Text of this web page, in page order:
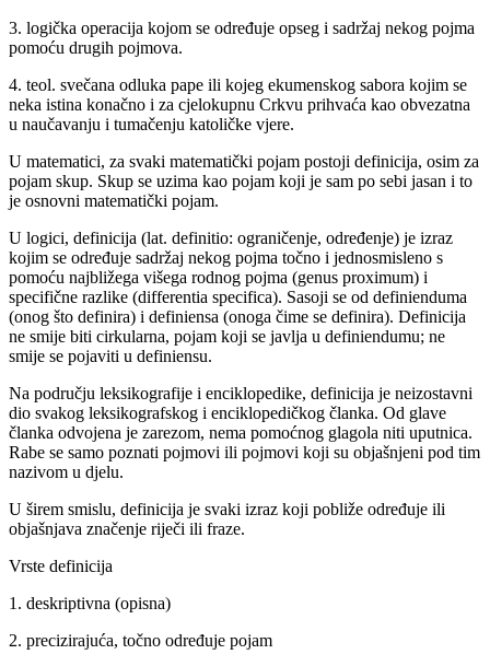
3. logička operacija kojom se određuje opseg i sadržaj nekog pojma
pomoću drugih pojmova.
4. teol. svečana odluka pape ili kojeg ekumenskog sabora kojim se
neka istina konačno i za cjelokupnu Crkvu prihvaća kao obvezatna
u naučavanju i tumačenju katoličke vjere.
U matematici, za svaki matematički pojam postoji definicija, osim za
pojam skup. Skup se uzima kao pojam koji je sam po sebi jasan i to
je osnovni matematički pojam.
U logici, definicija (lat. definitio: ograničenje, određenje) je izraz
kojim se određuje sadržaj nekog pojma točno i jednosmisleno s
pomoću najbližega višega rodnog pojma (genus proximum) i
specifične razlike (differentia specifica). Sasoji se od definienduma
(onog što definira) i definiensa (onoga čime se definira). Definicija
ne smije biti cirkularna, pojam koji se javlja u definiendumu; ne
smije se pojaviti u definiensu.
Na području leksikografije i enciklopedike, definicija je neizostavni
dio svakog leksikografskog i enciklopedičkog članka. Od glave
članka odvojena je zarezom, nema pomoćnog glagola niti uputnica.
Rabe se samo poznati pojmovi ili pojmovi koji su objašnjeni pod tim
nazivom u djelu.
U širem smislu, definicija je svaki izraz koji pobliže određuje ili
objašnjava značenje riječi ili fraze.
Vrste definicija
1. deskriptivna (opisna)
2. precizirajuća, točno određuje pojam